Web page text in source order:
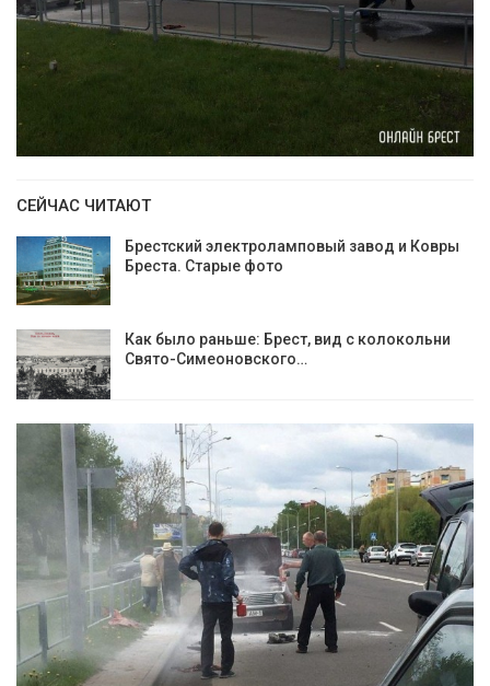
СЕЙЧАС ЧИТАЮТ
Брестский электроламповый завод и Ковры
Бреста. Старые фото
Как было раньше: Брест, вид с колокольни
Cвято-Симеоновского…